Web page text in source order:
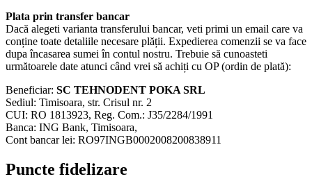
Plata prin transfer bancar
Dacă alegeti varianta transferului bancar, veti primi un email care va
conține toate detaliile necesare plății. Expedierea comenzii se va face
dupa încasarea sumei în contul nostru. Trebuie să cunoasteti
următoarele date atunci când vrei să achiți cu OP (ordin de plată):
Beneficiar: SC TEHNODENT POKA SRL
Sediul: Timisoara, str. Crisul nr. 2
CUI: RO 1813923, Reg. Com.: J35/2284/1991
Banca: ING Bank, Timisoara,
Cont bancar lei: RO97INGB0002008200838911
Puncte fidelizare